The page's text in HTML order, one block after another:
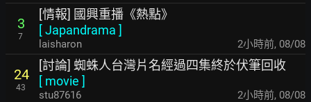
3
7
[情報] 國興重播《熱點》
[Japandrama ]
laisharon 2小時前, 08/08
24
43
[討論] 蜘蛛人台灣片名經過四集終於伏筆回收
[ movie ]
stu87616 2小時前, 08/08